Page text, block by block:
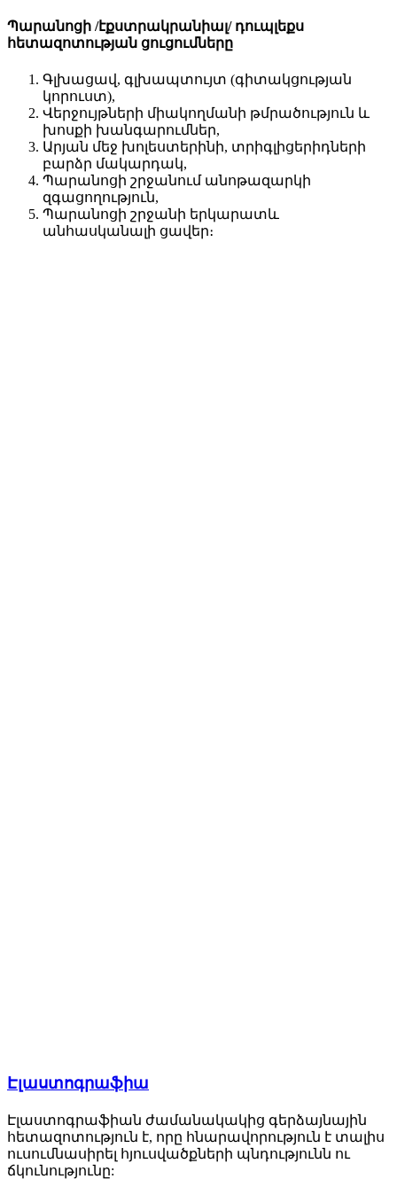
Պարանոցի /էքստրակրանիալ/ դուպլեքս
հետազոտության ցուցումները
Գլխացավ, գլխապտույտ (գիտակցության
կորուստ),
Վերջույթների միակողմանի թմրածություն և
խոսքի խանգարումներ,
Արյան մեջ խոլեստերինի, տրիգլիցերիդների
բարձր մակարդակ,
Պարանոցի շրջանում անոթազարկի
զգացողություն,
Պարանոցի շրջանի երկարատև
անհասկանալի ցավեր։
Էլաստոգրաֆիա
Էլաստոգրաֆիան ժամանակակից գերձայնային
հետազոտություն է, որը հնարավորություն է տալիս
ուսումնասիրել հյուսվածքների պնդությունն ու
ճկունությունը: